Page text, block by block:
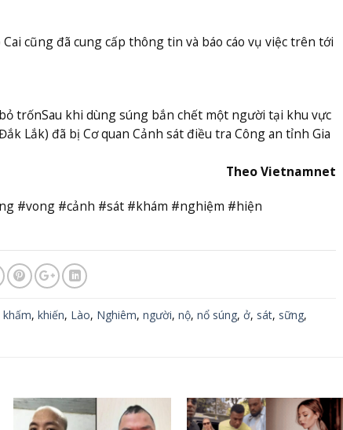
cũng đã cung cấp thông tin và báo cáo vụ việc trên tới
trốnSau khi dùng súng bắn chết một người tại khu vực
Lắk) đã bị Cơ quan Cảnh sát điều tra Công an tỉnh Gia
Theo Vietnamnet
#vong #cảnh #sát #khám #nghiệm #hiện
khấm, khiến, Lào, Nghiêm, người, nộ, nổ súng, ở, sát, sững,